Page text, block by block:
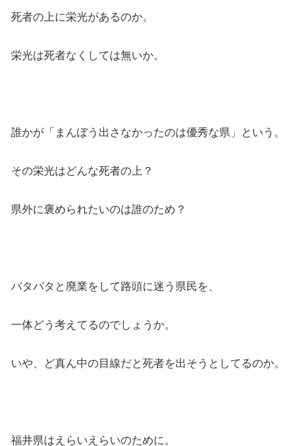
死者の上に栄光があるのか。
栄光は死者なくしては無いか。
誰かが「まんぼう出さなかったのは優秀な県」という。
その栄光はどんな死者の上？
県外に褒められたいのは誰のため？
バタバタと廃業をして路頭に迷う県民を、
一体どう考えてるのでしょうか。
いや、ど真ん中の目線だと死者を出そうとしてるのか。
福井県はえらいえらいのために。